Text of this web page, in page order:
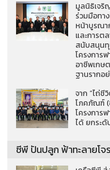
มูลนิธิเจริ
ร่วมมือทา
หน้าบูรณา
และการต
สนับสนุนทุ
โครงการ
อาชีพเกษ
ฐานรากอ
จาก “ไถ่ชี
โภคภัณฑ์ (
โครงการ
ได้ ยกระ
ซีพี ปันปลูก ฟ้าทะลายโจร